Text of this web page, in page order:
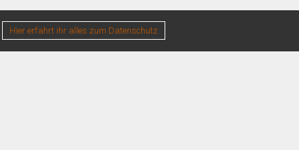
Hier erfahrt ihr alles zum Datenschutz